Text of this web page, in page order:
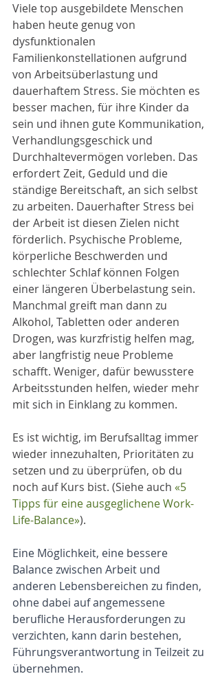
Viele top ausgebildete Menschen
haben heute genug von
dysfunktionalen
Familienkonstellationen aufgrund
von Arbeitsüberlastung und
dauerhaftem Stress. Sie möchten es
besser machen, für ihre Kinder da
sein und ihnen gute Kommunikation,
Verhandlungsgeschick und
Durchhaltevermögen vorleben. Das
erfordert Zeit, Geduld und die
ständige Bereitschaft, an sich selbst
zu arbeiten. Dauerhafter Stress bei
der Arbeit ist diesen Zielen nicht
förderlich. Psychische Probleme,
körperliche Beschwerden und
schlechter Schlaf können Folgen
einer längeren Überbelastung sein.
Manchmal greift man dann zu
Alkohol, Tabletten oder anderen
Drogen, was kurzfristig helfen mag,
aber langfristig neue Probleme
schafft. Weniger, dafür bewusstere
Arbeitsstunden helfen, wieder mehr
mit sich in Einklang zu kommen.
Es ist wichtig, im Berufsalltag immer
wieder innezuhalten, Prioritäten zu
setzen und zu überprüfen, ob du
noch auf Kurs bist. (Siehe auch «5
Tipps für eine ausgeglichene Work-
Life-Balance»).
Eine Möglichkeit, eine bessere
Balance zwischen Arbeit und
anderen Lebensbereichen zu finden,
ohne dabei auf angemessene
berufliche Herausforderungen zu
verzichten, kann darin bestehen,
Führungsverantwortung in Teilzeit zu
übernehmen.